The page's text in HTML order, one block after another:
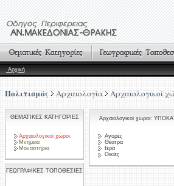
Αρχική
Πολιτισμός Αρχαιολογία Αρχαιολογικοί
ΘΕΜΑΤΙΚΕΣ ΚΑΤΗΓΟΡΙΕΣ
Αρχαιολογικοί χώροι
Μνημεία
Μοναστήρια
ΓΕΩΓΡΑΦΙΚΕΣ ΤΟΠΟΘΕΣΙΕΣ
Αρχαιολογικοί χώροι:
Αγορές
Θέατρα
Ιερά
Οικίες